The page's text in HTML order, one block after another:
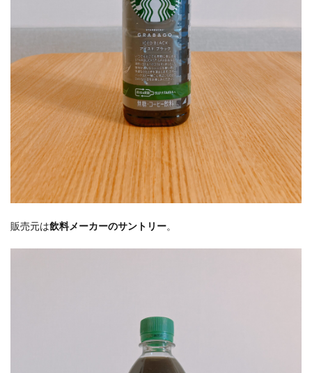
販売元は飲料メーカーのサントリー。